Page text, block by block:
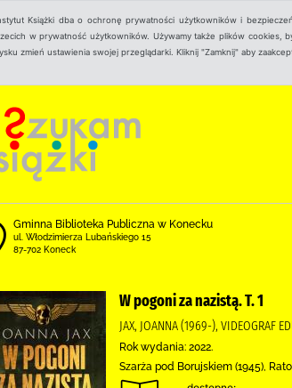
Książki dba o ochronę prywatności użytkowników i
w prywatność użytkowników. Używamy także plików cookies,
zmień ustawienia swojej przeglądarki. Kliknij "Zamknij" aby
Gminna Biblioteka Publiczna w Konecku
ul. Włodzimierza Lubańskiego 15
87-702 Koneck
W pogoni za nazistą. T. 1
JAX, JOANNA (1969-), VIDEOGRAF
Rok wydania: 2022.
Szarża pod Borujskiem (1945),